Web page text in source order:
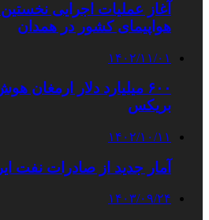
آغاز عملیات اجرایی
هواپیمای کشور در همدان
۱۴۰۲/۱۱/۰۱
۶۰۰ میلیارد دلار
بریکس
۱۴۰۲/۱۰/۱۱
آمار جدید از صادرات نفت
۱۴۰۳/۰۹/۲۴